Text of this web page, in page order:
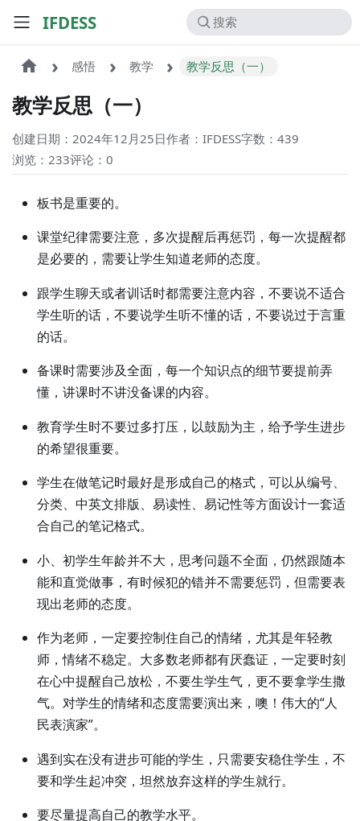
IFDESS
感悟 教学 教学反思（一）
教学反思（一）
创建日期：2024年12月25日作者：IFDESS字数：439
浏览：233评论：0
板书是重要的。
课堂纪律需要注意，多次提醒后再惩罚，每一次提醒都
是必要的，需要让学生知道老师的态度。
跟学生聊天或者训话时都需要注意内容，不要说不适合
学生听的话，不要说学生听不懂的话，不要说过于言重
的话。
备课时需要涉及全面，每一个知识点的细节要提前弄
懂，讲课时不讲没备课的内容。
教育学生时不要过多打压，以鼓励为主，给予学生进步
的希望很重要。
学生在做笔记时最好是形成自己的格式，可以从编号、
分类、中英文排版、易读性、易记性等方面设计一套适
合自己的笔记格式。
小、初学生年龄并不大，思考问题不全面，仍然跟随本
能和直觉做事，有时候犯的错并不需要惩罚，但需要表
现出老师的态度。
作为老师，一定要控制住自己的情绪，尤其是年轻教
师，情绪不稳定。大多数老师都有厌蠢证，一定要时刻
在心中提醒自己放松，不要生学生气，更不要拿学生撒
气。对学生的情绪和态度需要演出来，噢！伟大的“人
民表演家”。
遇到实在没有进步可能的学生，只需要安稳住学生，不
要和学生起冲突，坦然放弃这样的学生就行。
要尽量提高自己的教学水平。